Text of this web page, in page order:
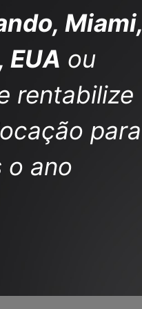
Miami,
EUA ou
rentabilize
para
o ano